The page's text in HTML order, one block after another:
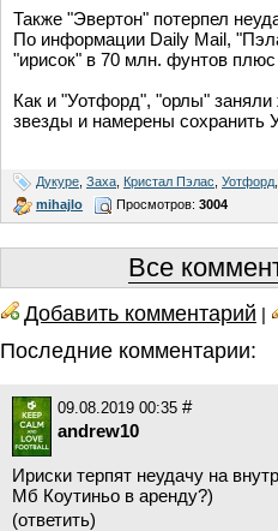
Также "Эвертон" потерпел
По информации Daily Mail,
"ирисок" в 70 млн. фунтов
Как и "Уотфорд", "орлы"
звезды и намерены
Дукуре Заха Кристал Пэлас Уотфорд
mihajlo
Просмотров: 3004
Все
Добавить комментарий |
Последние комментарии:
09.08.2019 00:35 #
andrew10
Ириски терпят неудачу на
Мб Коутиньо в аренду?)
(ответить)